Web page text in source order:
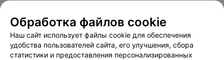
Пользовательское соглашение
Способы оплаты
Вакансии
Партнеры
Написать руководителю 103.by
Обработка файлов cookie
Наш сайт использует файлы cookie для обеспечения
удобства пользователей сайта, его улучшения, сбора
статистики и предоставления персонализированных